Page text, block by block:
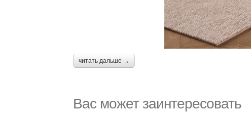
читать дальше →
Вас может заинтересовать